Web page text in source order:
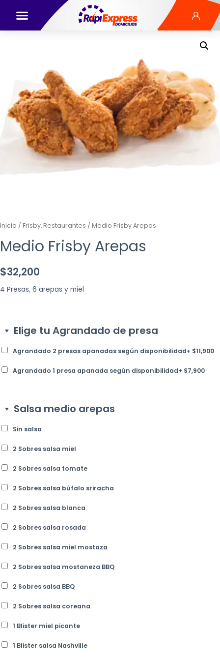
Inicio / Frisby, Restaurantes / Medio Frisby Arepas
Medio Frisby Arepas
$32,200
4 Presas, 6 arepas y miel
Elige tu Agrandado de presa
Agrandado 2 presas apanadas según disponibilidad+ $11,900
Agrandado 1 presa apanada según disponibilidad+ $7,900
Salsa medio arepas
Sin salsa
2 Sobres salsa miel
2 Sobres salsa tomate
2 Sobres salsa búfalo sriracha
2 Sobres salsa blanca
2 Sobres salsa rosada
2 Sobres salsa miel mostaza
2 Sobres salsa mostaneza BBQ
2 Sobres salsa BBQ
2 Sobres salsa coreana
1 Blister miel picante
1 Blister salsa Nashville